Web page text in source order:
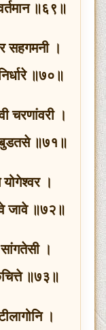
॥६९॥
सहगमनी ।
॥७०॥
चरणांवरी ।
बुडतसे ॥७१॥
।
जावे ॥७२॥
।
॥७३॥
।